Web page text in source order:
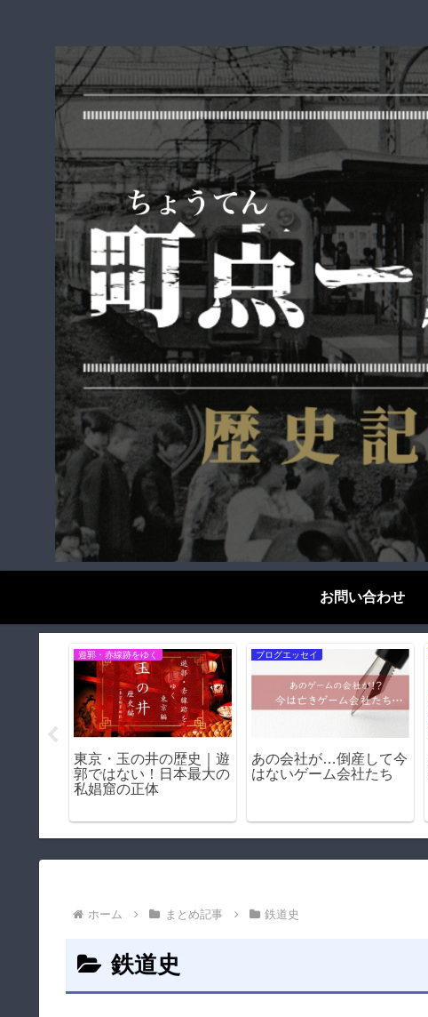
お問い合わせ
お役立ち情報
日本人が知らない、世界
の仲が悪い国々
ブログエッセイ
日本語はなぜ難しい？外
国人が苦戦する5つの理
ホーム まとめ記事 鉄道史
鉄道史